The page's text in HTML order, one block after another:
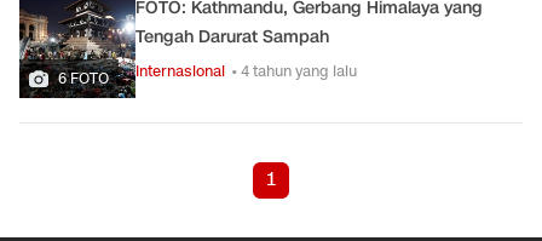
6 FOTO
FOTO: Kathmandu, Gerbang Himalaya yang
Tengah Darurat Sampah
Internasional • 4 tahun yang lalu
1